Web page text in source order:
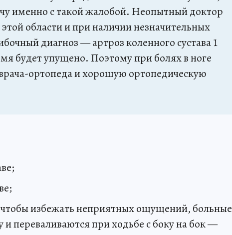
именно с такой жалобой. Неопытный доктор
области и при наличии незначительных
диагноз — артроз коленного сустава 1
будет упущено. Поэтому при болях в ноге
ортопеда и хорошую ортопедическую
избежать неприятных ощущений, больные
переваливаются при ходьбе с боку на бок —